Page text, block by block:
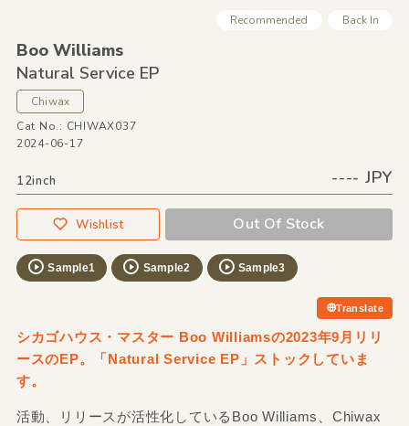
Recommended Back In
Boo Williams
Natural Service EP
Chiwax
Cat No.: CHIWAX037
2024-06-17
12inch ---- JPY
Wishlist Out Of Stock
Sample1 Sample2 Sample3
Translate
シカゴハウス・マスター Boo Williamsの2023年9月リリ
ースのEP。「Natural Service EP」ストックしていま
す。
活動、リリースが活性化しているBoo Williams、Chiwax